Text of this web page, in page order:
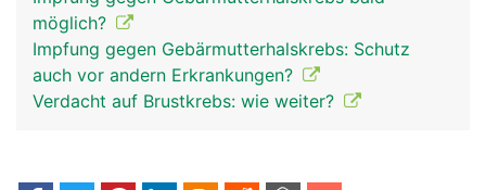
möglich?
Impfung gegen Gebärmutterhalskrebs: Schutz
auch vor andern Erkrankungen?
Verdacht auf Brustkrebs: wie weiter?